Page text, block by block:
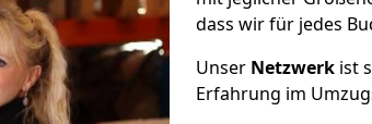
dass wir für jedes
Unser Netzwerk ist
Erfahrung im